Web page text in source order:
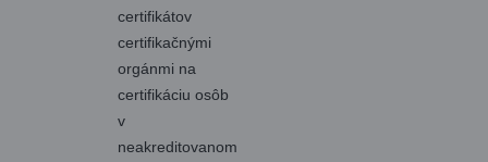
certifikátov
certifikačnými
orgánmi na
certifikáciu osôb
v
neakreditovanom